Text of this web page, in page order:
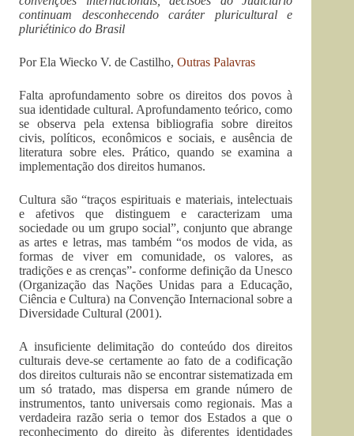
continuam desconhecendo caráter pluricultural e
pluriétinico do Brasil
Por Ela Wiecko V. de Castilho, Outras Palavras
Falta aprofundamento sobre os direitos dos povos à
sua identidade cultural. Aprofundamento teórico, como
se observa pela extensa bibliografia sobre direitos
civis, políticos, econômicos e sociais, e ausência de
literatura sobre eles. Prático, quando se examina a
implementação dos direitos humanos.
Cultura são “traços espirituais e materiais, intelectuais
e afetivos que distinguem e caracterizam uma
sociedade ou um grupo social”, conjunto que abrange
as artes e letras, mas também “os modos de vida, as
formas de viver em comunidade, os valores, as
tradições e as crenças”- conforme definição da Unesco
(Organização das Nações Unidas para a Educação,
Ciência e Cultura) na Convenção Internacional sobre a
Diversidade Cultural (2001).
A insuficiente delimitação do conteúdo dos direitos
culturais deve-se certamente ao fato de a codificação
dos direitos culturais não se encontrar sistematizada em
um só tratado, mas dispersa em grande número de
instrumentos, tanto universais como regionais. Mas a
verdadeira razão seria o temor dos Estados a que o
reconhecimento do direito às diferentes identidades